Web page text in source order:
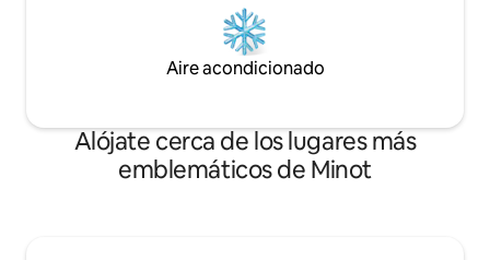
Aire acondicionado
Alójate cerca de los lugares más
emblemáticos de Minot